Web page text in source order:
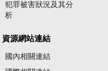
犯罪被害狀況及其分
析
資源網站連結
國內相關連結